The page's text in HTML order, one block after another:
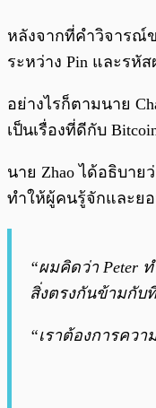
หลังจากที่คำวิจารณ์
ระหว่าง Pin และรหั
อย่างไรก็ตามนาย
เป็นเรื่องที่ดีกับ
นาย Zhao ได้อธิบาย
ทำให้ผู้คนรู้จักและย
“ผมคิดว่า Peter
สิ่งตรงกันข้ามกับ
“เราต้องการคว